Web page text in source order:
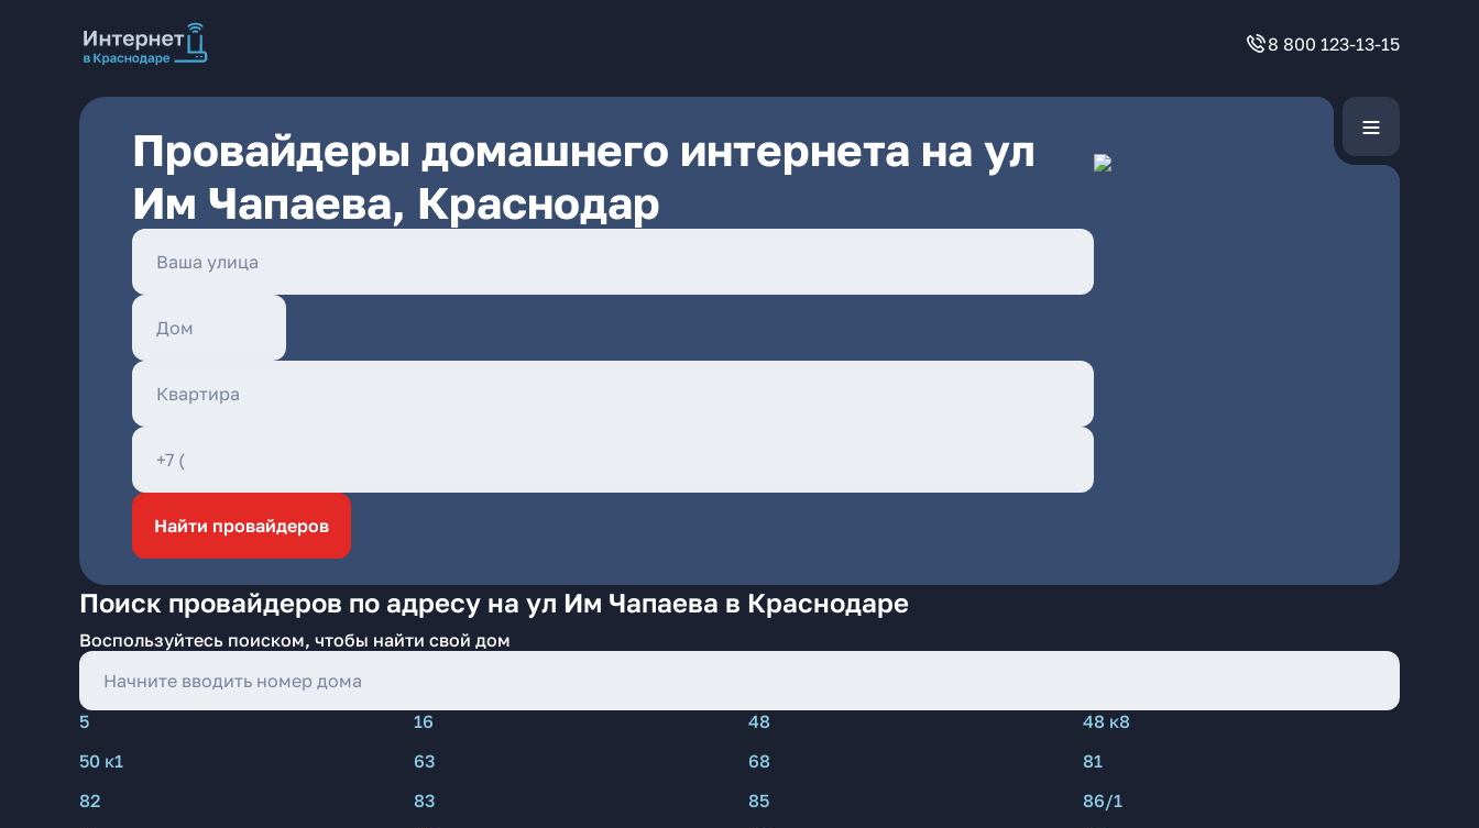
8 800 123-13-15
Провайдеры домашнего интернета на ул
Им Чапаева, Краснодар
Найти провайдеров
Поиск провайдеров по адресу на ул Им Чапаева в Краснодаре
Воспользуйтесь поиском, чтобы найти свой дом
5 16 48
48 к8
50 к1
63 68
81
82
83 85
86/1